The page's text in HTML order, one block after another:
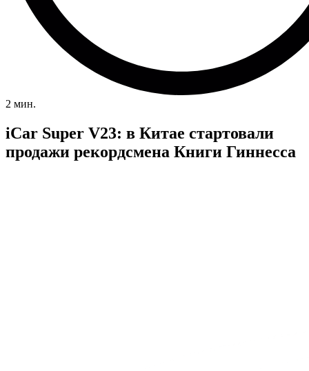
2 мин.
iCar Super V23: в Китае стартовали
продажи рекордсмена Книги Гиннесcа